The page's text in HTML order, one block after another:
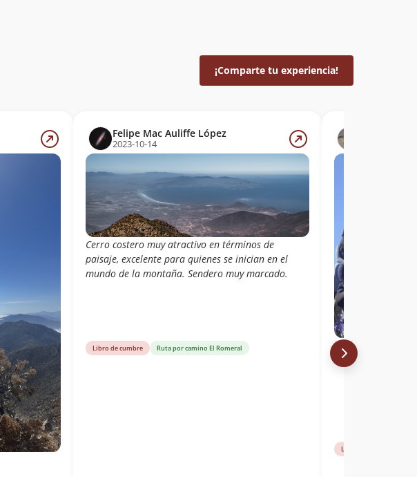
¡Comparte tu experiencia!
Felipe Mac Auliffe López
2023-10-14
Cerro costero muy atractivo en términos de
paisaje, excelente para quienes se inician en el
mundo de la montaña. Sendero muy marcado.
Libro de cumbre Ruta por camino El Romeral
Libro de cumbre